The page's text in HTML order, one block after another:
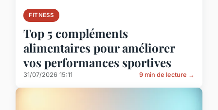
FITNESS
Top 5 compléments
alimentaires pour améliorer
vos performances sportives
31/07/2026 15:11 9 min de lecture →